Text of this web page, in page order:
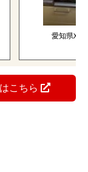
愛知県刈谷市
こちら